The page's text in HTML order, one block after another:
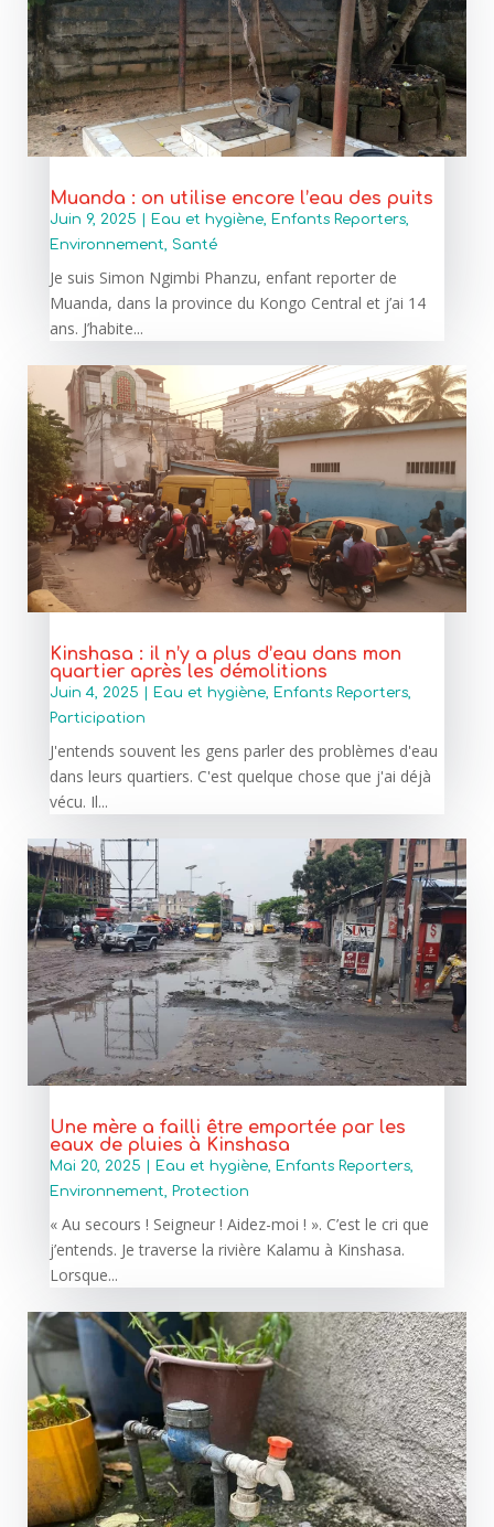
Muanda : on utilise encore l’eau des puits
Juin 9, 2025 | Eau et hygiène, Enfants Reporters,
Environnement
Santé
Je suis Simon Ngimbi Phanzu, enfant reporter de
Muanda, dans la province du Kongo Central et j’ai 14
ans. J’habite...
Kinshasa : il n’y a plus d’eau dans mon
quartier après les démolitions
Juin 4, 2025 | Eau et hygiène, Enfants Reporters,
Participation
J'entends souvent les gens parler des problèmes d'eau
dans leurs quartiers. C'est quelque chose que j'ai déjà
vécu. Il...
Une mère a failli être emportée par les
eaux de pluies à Kinshasa
Mai 20, 2025 Eau et hygiène, Enfants Reporters,
Environnement, Protection
« Au secours ! Seigneur ! Aidez-moi ! ». C’est le cri que
j’entends. Je traverse la rivière Kalamu à Kinshasa.
Lorsque...